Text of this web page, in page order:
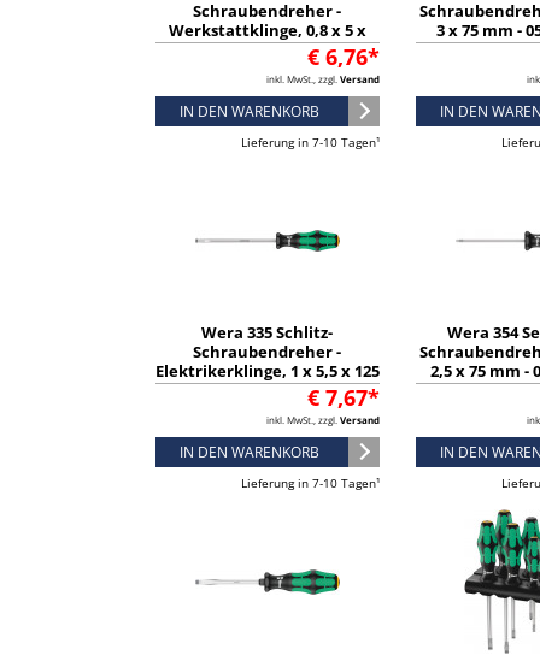
Schraubendreher -
Werkstattklinge, 0,8 x 5 x
100 mm - 05007610001
€ 6,76*
inkl. MwSt., zzgl. Versand
IN DEN WARENKORB
Lieferung in 7-10 Tagen¹
3 x 75 mm -
IN DEN
Wera 335 Schlitz-
Schraubendreher -
Elektrikerklinge, 1 x 5,5 x 125
mm - 05110007001€ 7,67*
inkl. MwSt., zzgl. Versand
IN DEN WARENKORB
Lieferung in 7-10 Tagen¹
Wera 354
2,5 x 75 mm -
IN DEN